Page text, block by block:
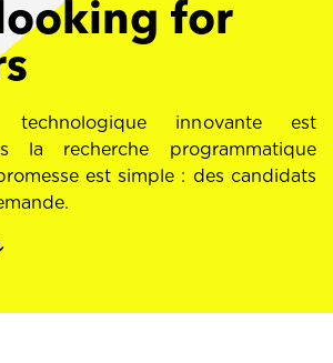
for
technologique innovante est
la recherche programmatique
est simple : des candidats